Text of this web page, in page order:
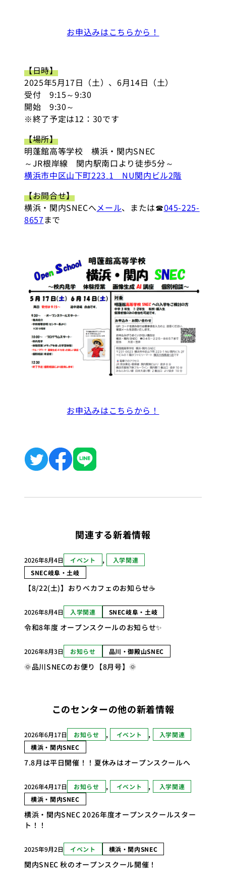
お申込みはこちらから！
【日時】
2025年5月17日（土）、6月14日（土）
受付 9:15～9:30
開始 9:30～
※終了予定は12：30です
【場所】
明蓬館高等学校 横浜・関内SNEC
～JR根岸線 関内駅南口より徒歩5分～
横浜市中区山下町223₋1 NU関内ビル2階
【お問合せ】
横浜・関内SNECへメール、または☎045-225-
8657 まで
お申込みはこちらから！
関連する新着情報
2026年8月4日 イベント ,
入学関連
SNEC岐阜・土岐
【8/22(土)】おりべカフェのお知らせ☕
2026年8月4日 入学関連 SNEC岐阜・土岐
令和8年度 オープンスクールのお知らせ✨
2026年8月3日 お知らせ 品川・御殿山SNEC
🌞品川SNECのお便り【8月号】🌞
このセンターの他の新着情報
2026年6月17日 お知らせ , イベント ,
入学関連
横浜・関内SNEC
7.8月は平日開催！！夏休みはオープンスクールへ
2026年4月17日 お知らせ , イベント ,
入学関連
横浜・関内SNEC
横浜・関内SNEC 2026年度オープンスクールスター
ト！！
2025年9月2日 イベント 横浜・関内SNEC
関内SNEC 秋のオープンスクール開催！